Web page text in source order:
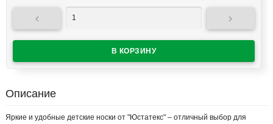
 
Описание
Яркие и удобные детские носки от "Юстатекс" – отличный выбор для